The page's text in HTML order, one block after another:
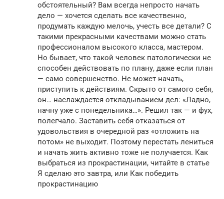
обстоятельный? Вам всегда непросто начать
дело — хочется сделать все качественно,
продумать каждую мелочь, учесть все детали? С
такими прекрасными качествами можно стать
профессионалом высокого класса, мастером.
Но бывает, что такой человек патологически не
способен действовать по плану, даже если план
— само совершенство. Не может начать,
приступить к действиям. Скрыто от самого себя,
он… наслаждается откладыванием дел: «Ладно,
начну уже с понедельника…». Решил так — и фух,
полегчало. Заставить себя отказаться от
удовольствия в очередной раз «отложить на
потом» не выходит. Поэтому перестать лениться
и начать жить активно тоже не получается. Как
выбраться из прокрастинации, читайте в статье
Я сделаю это завтра, или Как победить
прокрастинацию